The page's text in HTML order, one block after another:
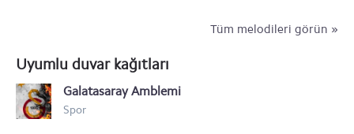
Tüm melodileri görün »
Uyumlu duvar kağıtları
Galatasaray Amblemi
Spor